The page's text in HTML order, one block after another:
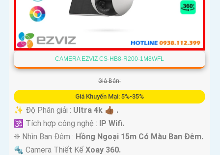
CAMERA EZVIZ CS-HB8-R200-1M8WFL
Giá Bán:
Giá Khuyến Mại: 5%-35%
✨ Độ Phân giải : Ultra 4k 👍🏾 .
🕉️ Tích hợp công nghệ : IP Wifi.
❈ Nhìn Ban Đêm : Hồng Ngoại 15m Có Màu Ban Ðêm.
🔩 Camera Thiết Kế Xoay 360.